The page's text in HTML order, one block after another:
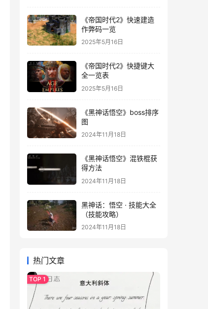
《帝国时代2》快速建造
作弊码一览
2025年5月16日
《帝国时代2》快捷键大
全一览表
2025年5月16日
《黑神话悟空》boss排序
图
2024年11月18日
《黑神话悟空》混铁棍获
得方法
2024年11月18日
黑神话：悟空 · 技能大全
（技能攻略）
2024年11月18日
热门文章